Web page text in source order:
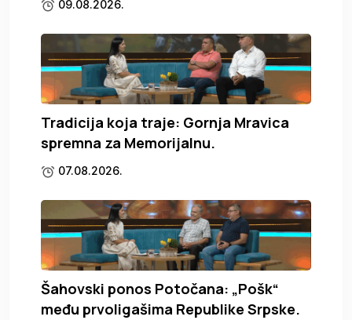
09.08.2026.
Tradicija koja traje: Gornja Mravica
spremna za Memorijalnu.
07.08.2026.
Šahovski ponos Potočana: „Pošk“
među prvoligašima Republike Srpske.